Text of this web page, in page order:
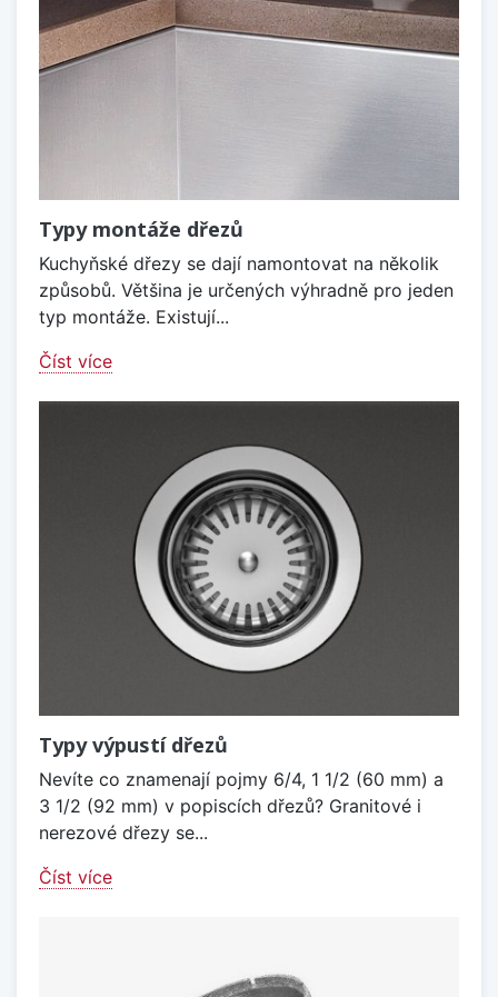
Typy montáže dřezů
Kuchyňské dřezy se dají namontovat na několik
způsobů. Většina je určených výhradně pro jeden
typ montáže. Existují...
Číst více
Typy výpustí dřezů
Nevíte co znamenají pojmy 6/4, 1 1/2 (60 mm) a
3 1/2 (92 mm) v popiscích dřezů? Granitové i
nerezové dřezy se...
Číst více